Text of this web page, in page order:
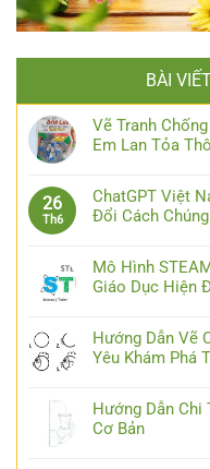
BÀI
Vẽ Tranh
Em Lan Tỏa
26
Th6
ChatGPT Việt
Đổi Cách
Mô Hình
Giáo Dục Hiện
Hướng Dẫn Vẽ
Yêu Khám Phá
Hướng Dẫn Chi
Cơ Bản